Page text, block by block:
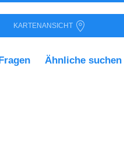
KARTENANSICHT
Ähnliche suchen